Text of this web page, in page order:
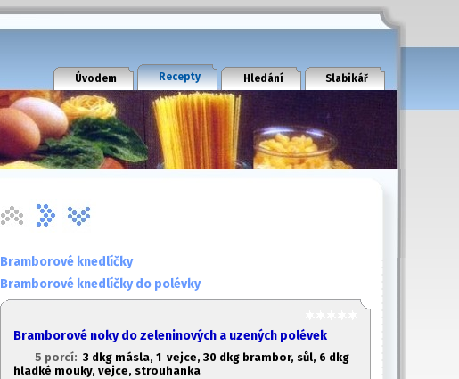
Úvodem Recepty Hledání Slabikář
Bramborové knedlíčky
Bramborové knedlíčky do polévky
Bramborové noky do zeleninových a uzených polévek
5 porcí: 3 dkg másla, 1 vejce, 30 dkg brambor, sůl, 6 dkg
hladké mouky, vejce, strouhanka